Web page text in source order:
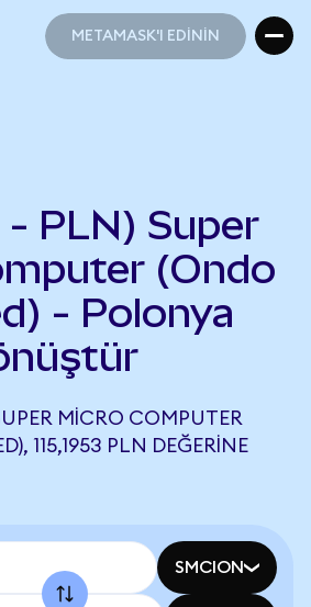
METAMASK'I EDİNİN
- PLN) Super
(Ondo
- Polonya
MICRO COMPUTER
115,1953 PLN DEĞERINE
SMCION